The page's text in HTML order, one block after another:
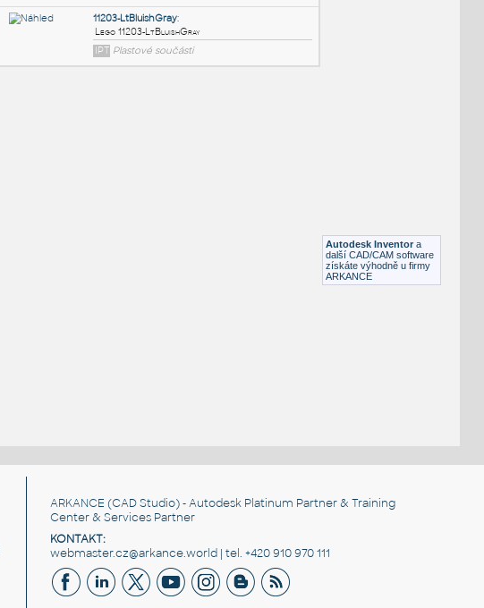
Plastové součásti
Autodesk Inventor a
další CAD/CAM software
získáte výhodně u firmy
ARKANCE
ARKANCE (CAD Studio) - Autodesk Platinum Partner & Training
Center & Services Partner
KONTAKT:
webmaster.cz@arkance.world | tel. +420 910 970 111